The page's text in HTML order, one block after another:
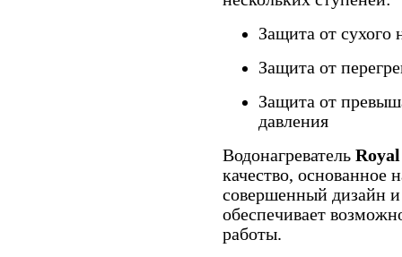
Защита от сухого
Защита от
Защита от
давления
Водонагреватель
качество, основанное
совершенный дизайн
обеспечивает
работы.